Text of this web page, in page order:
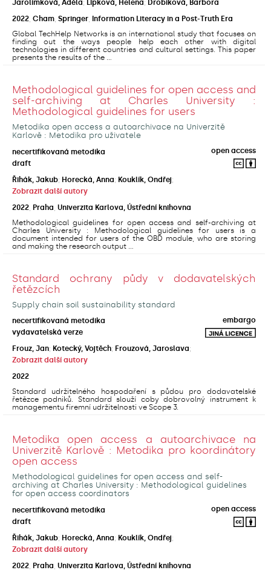
Jarolímková, Adéla; Lipková, Helena; Drobíková, Barbora
2022 Cham Springer Information Literacy in a Post-Truth Era
Global TechHelp Networks is an international study that focuses on
finding out the ways people help each other with digital
technologies in different countries and cultural settings. This paper
presents the results of the ...
Methodological guidelines for open access and
self-archiving at Charles University :
Methodological guidelines for users
Metodika open access a autoarchivace na Univerzitě
Karlově : Metodika pro uživatele
necertifikovaná metodika
open access
draft
Řihák, Jakub; Horecká, Anna; Kouklík, Ondřej;
Zobrazit další autory
2022 Praha Univerzita Karlova, Ústřední knihovna
Methodological guidelines for open access and self-archiving at
Charles University : Methodological guidelines for users is a
document intended for users of the OBD module, who are storing
and making the research output ...
Standard ochrany půdy v dodavatelských
řetězcích
Supply chain soil sustainability standard
necertifikovaná metodika
embargo
vydavatelská verze
Frouz, Jan; Kotecký, Vojtěch; Frouzová, Jaroslava;
Zobrazit další autory
2022
Standard udržitelného hospodaření s půdou pro dodavatelské
řetězce podniků. Standard slouží coby dobrovolný instrument k
managementu firemní udržitelnosti ve Scope 3.
Metodika open access a autoarchivace na
Univerzitě Karlově : Metodika pro koordinátory
open access
Methodological guidelines for open access and self-
archiving at Charles University : Methodological guidelines
for open access coordinators
necertifikovaná metodika
open access
draft
Řihák, Jakub; Horecká, Anna; Kouklík, Ondřej;
Zobrazit další autory
2022 Praha Univerzita Karlova, Ústřední knihovna